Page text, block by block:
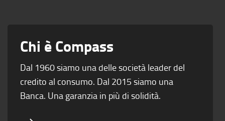
Chi è Compass
Dal 1960 siamo una delle società leader del
credito al consumo. Dal 2015 siamo una
Banca. Una garanzia in più di solidità.